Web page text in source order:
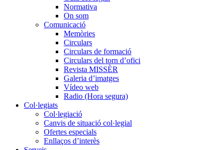
Normativa
On som
Comunicació
Memòries
Circulars
Circulars de formació
Circulars del torn d’ofici
Revista MISSÈR
Galeria d’imatges
Vídeo web
Radio (Hora segura)
Col·legiats
Col·legiació
Canvis de situació col·legial
Ofertes especials
Enllaços d’interès